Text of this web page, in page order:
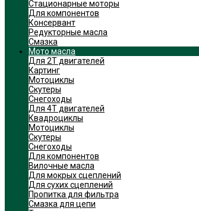
Стационарные моторы
Для компонентов
Консервант
Редукторные масла
Смазка
Мото масла
Для 2Т двигателей
Картинг
Мотоциклы
Скутеры
Снегоходы
Для 4Т двигателей
Квадроциклы
Мотоциклы
Скутеры
Снегоходы
Для компонентов
Вилочные масла
Для мокрых сцеплений
Для сухих сцеплений
Пропитка для фильтра
Смазка для цепи